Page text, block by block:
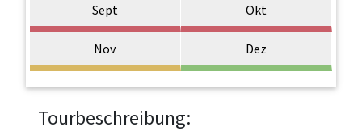
Sept Okt
Nov Dez
Tourbeschreibung: